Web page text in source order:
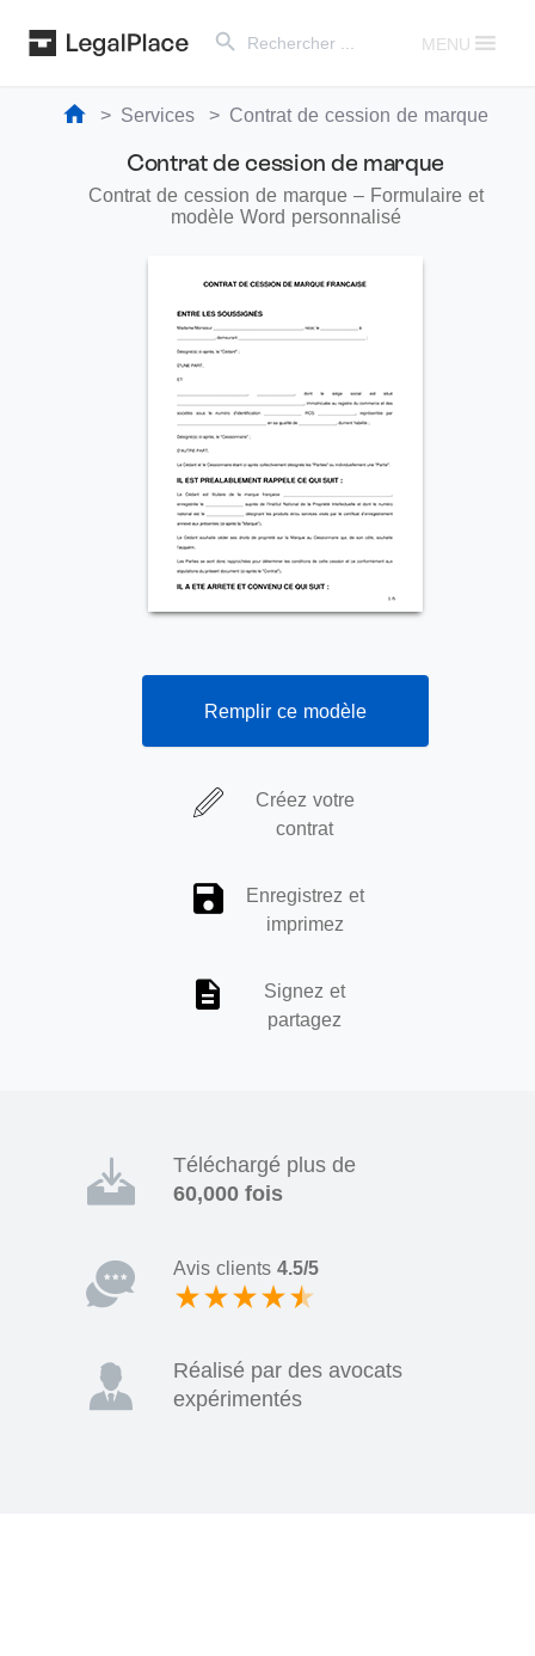
for:
MENU
Services Contrat de cession de marque
Contrat de cession de marque
Contrat de cession de marque – Formulaire et
modèle Word personnalisé
Créez votre
contrat
Enregistrez et
imprimez
Signez et
partagez
Remplir ce modèle
Téléchargé plus de
60,000 fois
Avis clients 4.5/5
Réalisé par des avocats
expérimentés